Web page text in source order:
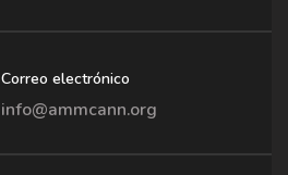
Correo electrónico
info@ammcann.org